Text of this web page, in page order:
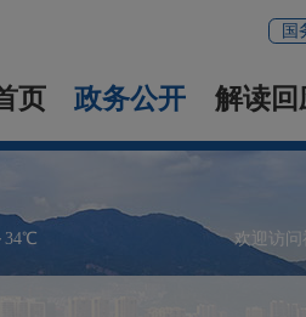
国
页 政务公开 解读回
34℃ 欢迎访问